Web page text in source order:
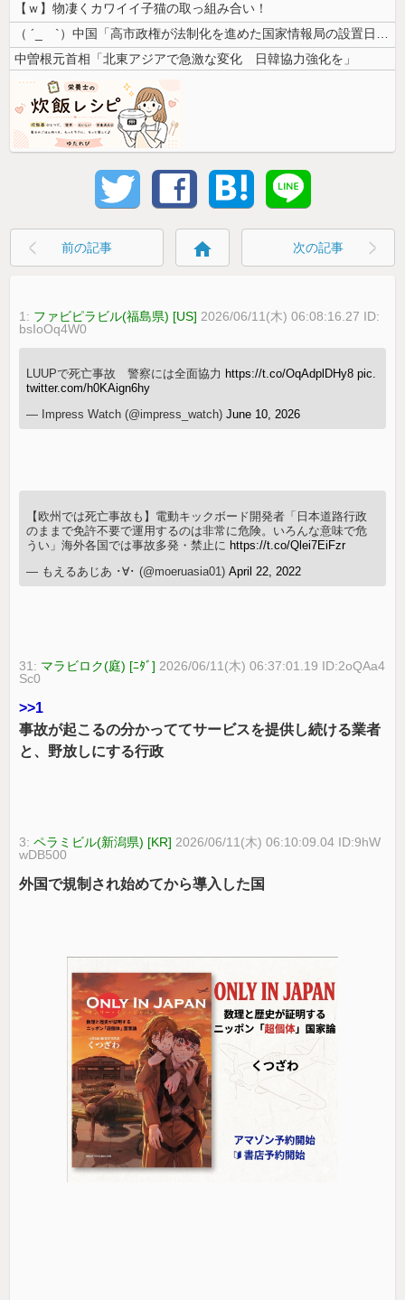
【ｗ】物凄くカワイイ子猫の取っ組み合い！
（ ´_ゝ`）中国「高市政権が法制化を進めた国家情報局の設置日が7月3...
中曽根元首相「北東アジアで急激な変化 日韓協力強化を」
前の記事 home 次の記事
1: ファビピラビル(福島県) [US] 2026/06/11(木) 06:08:16.27 ID:
bsIoOq4W0
LUUPで死亡事故 警察には全面協力 https://t.co/OqAdplDHy8 pic.
twitter.com/h0KAign6hy
— Impress Watch (@impress_watch)June 10, 2026
【欧州では死亡事故も】電動キックボード開発者「日本道路行政
のままで免許不要で運用するのは非常に危険。いろんな意味で危
うい」海外各国では事故多発・禁止に https://t.co/Qlei7EiFzr
— もえるあじあ ･∀･ (@moeruasia01)April 22, 2022
31: マラビロク(庭) [ﾆﾀﾞ] 2026/06/11(木) 06:37:01.19 ID:2oQAa4
Sc0
>>1
事故が起こるの分かっててサービスを提供し続ける業者
と、野放しにする行政
3:ペラミビル(新潟県) [KR] 2026/06/11(木) 06:10:09.04 ID:9hW
wDB500
外国で規制され始めてから導入した国